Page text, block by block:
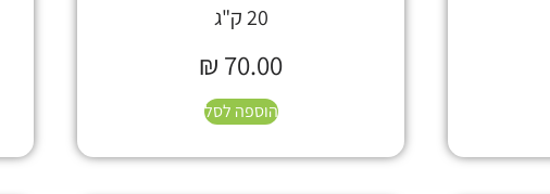
20 ק"ג
₪ 70.00
הוספה לסל